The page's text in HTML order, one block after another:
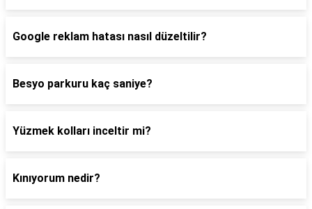
Google reklam hatası nasıl düzeltilir?
Besyo parkuru kaç saniye?
Yüzmek kolları inceltir mi?
Kınıyorum nedir?